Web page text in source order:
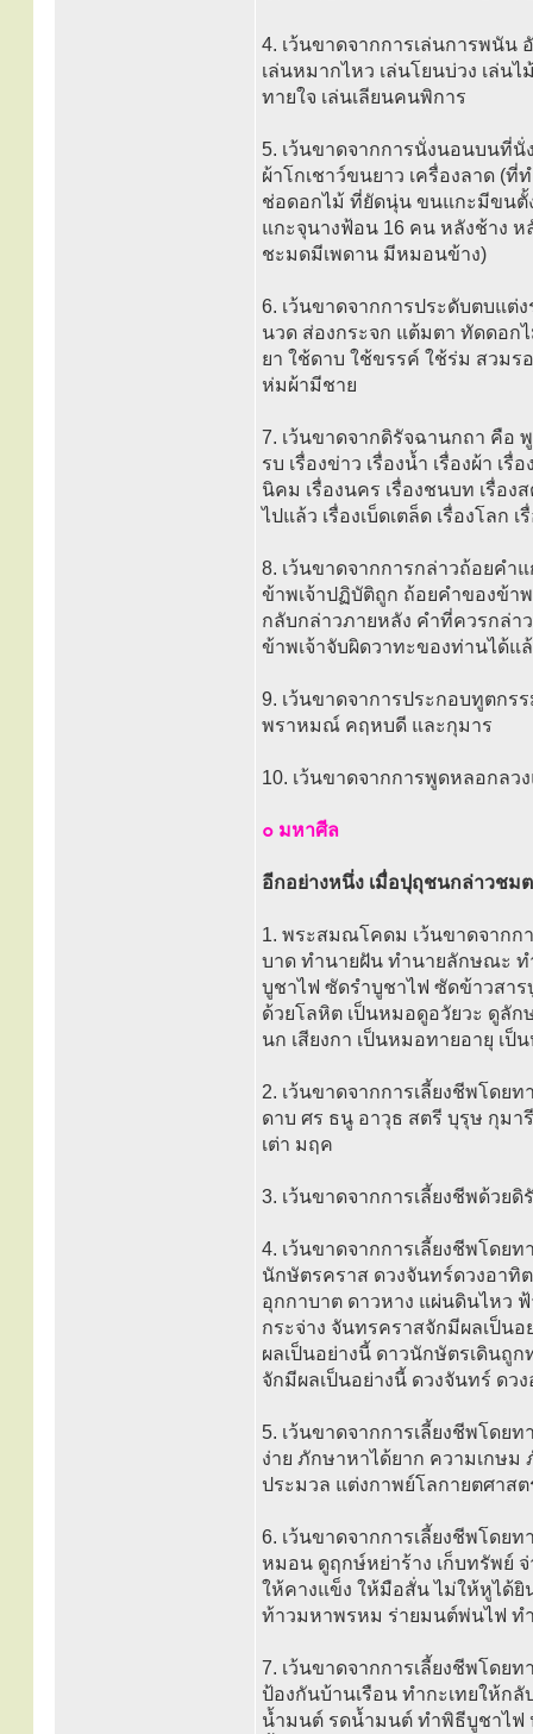
4. เว้นขาดจากการเล่นการพนัน
เล่นหมากไหว เล่นโยนบ่วง เล่นไ
ทายใจ เล่นเลียนคนพิการ
5. เว้นขาดจากการนั่งนอนบนที่นั่
ผ้าโกเชาว์ขนยาว เครื่องลาด (
ช่อดอกไม้ ที่ยัดนุ่น ขนแกะมีขนตั้
แกะจุนางฟ้อน 16 คน หลังช้าง
ชะมดมีเพดาน มีหมอนข้าง)
6. เว้นขาดจากการประดับตบแต่
นวด ส่องกระจก แต้มตา ทัดดอก
ยา ใช้ดาบ ใช้ขรรค์ ใช้ร่ม สวม
ห่มผ้ามีชาย
7. เว้นขาดจากดิรัจฉานกถา คือ พู
รบ เรื่องข่าว เรื่องน้ำ เรื่องผ้า เ
นิคม เรื่องนคร เรื่องชนบท เรื่อง
ไปแล้ว เรื่องเบ็ดเตล็ด เรื่องโลก
8. เว้นขาดจากการกล่าวถ้อยคำ
ข้าพเจ้าปฏิบัติถูก ถ้อยคำของข้า
กลับกล่าวภายหลัง คำที่ควรกล่า
ข้าพเจ้าจับผิดวาทะของท่านได้แ
9. เว้นขาดจาการประกอบทูตกร
พราหมณ์ คฤหบดี และกุมาร
10. เว้นขาดจากการพูดหลอกลว
๐ มหาศีล
อีกอย่างหนึ่ง เมื่อปุถุชนกล่าวชม
1. พระสมณโคดม เว้นขาดจากก
บาด ทำนายฝัน ทำนายลักษณะ ท
บูชาไฟ ซัดรำบูชาไฟ ซัดข้าวสาร
ด้วยโลหิต เป็นหมอดูอวัยวะ ดูลั
นก เสียงกา เป็นหมอทายอายุ เป็
2. เว้นขาดจากการเลี้ยงชีพโด
ดาบ ศร ธนู อาวุธ สตรี บุรุษ กุม
เต่า มฤค
3. เว้นขาดจากการเลี้ยงชีพด้วย
4. เว้นขาดจากการเลี้ยงชีพโดย
นักษัตรคราส ดวงจันทร์ดวงอาทิ
อุกกาบาต ดาวหาง แผ่นดินไหว
กระจ่าง จันทรคราสจักมีผลเป็น
ผลเป็นอย่างนี้ ดาวนักษัตรเดินถู
จักมีผลเป็นอย่างนี้ ดวงจันทร์ ดว
5. เว้นขาดจากการเลี้ยงชีพโด
ง่าย ภักษาหาได้ยาก ความเกษ
ประมวล แต่งกาพย์โลกายตศาสต
6. เว้นขาดจากการเลี้ยงชีพโดย
หมอน ดูฤกษ์หย่าร้าง เก็บทรัพย์
ให้คางแข็ง ให้มือสั่น ไม่ให้หูได้ยิ
ท้าวมหาพรหม ร่ายมนต์พ่นไฟ
7. เว้นขาดจากการเลี้ยงชีพโด
ป้องกันบ้านเรือน ทำกะเทยให้ก
น้ำมนต์ รดน้ำมนต์ ทำพิธีบูชาไฟ